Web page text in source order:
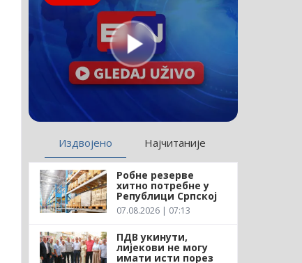
Издвојено Најчитаније
Робне резерве
хитно потребне у
Републици Српској
07.08.2026 | 07:13
ПДВ укинути,
лијекови не могу
имати исти порез